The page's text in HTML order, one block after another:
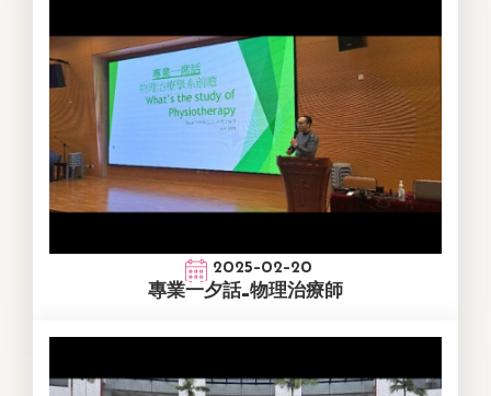
2025-02-20
專業一夕話_物理治療師